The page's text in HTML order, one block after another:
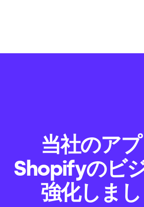
当社のア
Shopifyのビ
強化しま